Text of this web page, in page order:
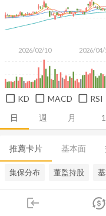
login
市場
日 週 月
2026/02/10 2026/
KD MACD RSI
推薦卡片 基本面
集保分布 董監持股